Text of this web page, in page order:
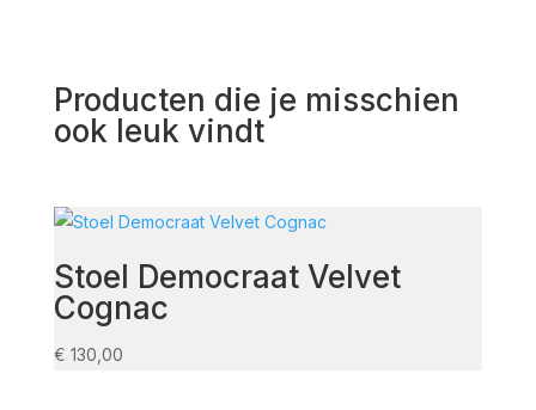
Producten die je misschien
ook leuk vindt
Stoel Democraat Velvet
Cognac
€ 130,00